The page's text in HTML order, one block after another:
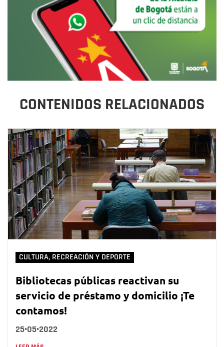
CONTENIDOS RELACIONADOS
CULTURA, RECREACIÓN Y DEPORTE
Bibliotecas públicas reactivan su
servicio de préstamo y domicilio ¡Te
contamos!
25•05•2022